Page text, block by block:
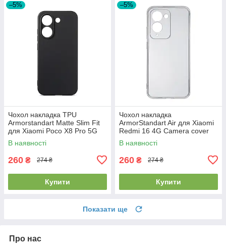
–5%
Чохол накладка TPU
Armorstandart Matte Slim Fit
для Xiaomi Poco X8 Pro 5G
Camera cover Black
(ARM90712)
В наявності
260 ₴ 274 ₴
Купити
–5%
Чохол накладка
ArmorStandart Air для Xiaomi
Redmi 16 4G Camera cover
Clear (ARM90955)
В наявності
260 ₴ 274 ₴
Купити
Показати ще
Про нас